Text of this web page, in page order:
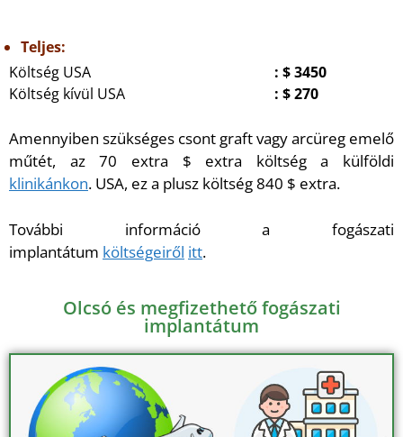
Teljes:
Költség USA
: $ 3450
Költség kívül USA
: $ 270
Amennyiben szükséges csont graft vagy arcüreg emelő
műtét, az 70 extra $ extra költség a külföldi
klinikánkon. USA, ez a plusz költség 840 $ extra.
További információ a fogászati
implantátum költségeiről itt.
Olcsó és megfizethető fogászati
implantátum